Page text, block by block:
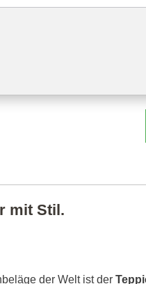
mit Stil.
der Welt ist der